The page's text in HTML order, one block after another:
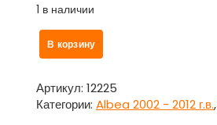
1 в наличии
Количество
товара
ГУР
(гидроусилителя)
В корзину
Артикул: 12225
Категории: Albea 2002 - 2012 г.в.,